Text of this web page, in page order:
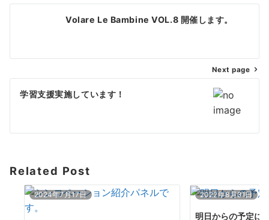
ビ
ゲ
シ
ン
Volare Le Bambine VOL.8 開催します。
Next page
学習支援実施しています！
Related Post
2024年7月17日 2022年8月31日
明日からの予定に